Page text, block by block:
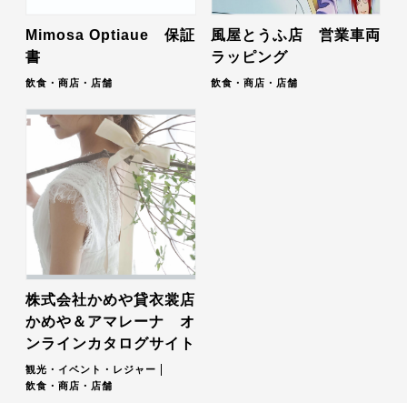
Mimosa Optiaue 保証
書
飲食・商店・店舗
風屋とうふ店 営業車両
ラッピング
飲食・商店・店舗
株式会社かめや貸衣裳店
かめや＆アマレーナ オ
ンラインカタログサイト
観光・イベント・レジャー
飲食・商店・店舗